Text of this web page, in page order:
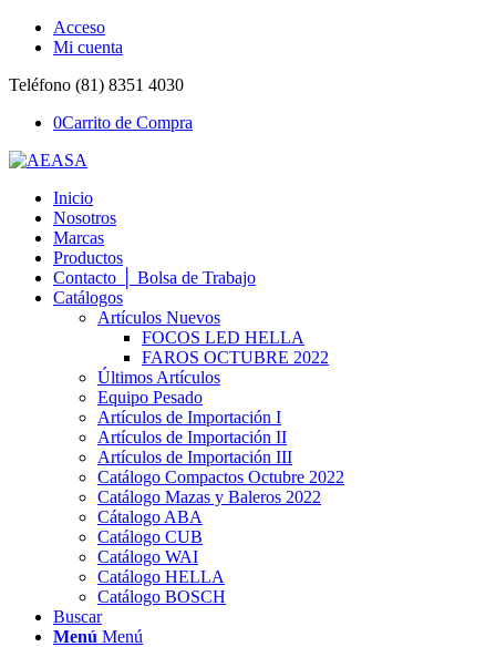
Acceso
Mi cuenta
Teléfono (81) 8351 4030
0Carrito de Compra
Inicio
Nosotros
Marcas
Productos
Contacto │ Bolsa de Trabajo
Catálogos
Artículos Nuevos
FOCOS LED HELLA
FAROS OCTUBRE 2022
Últimos Artículos
Equipo Pesado
Artículos de Importación I
Artículos de Importación II
Artículos de Importación III
Catálogo Compactos Octubre 2022
Catálogo Mazas y Baleros 2022
Cátalogo ABA
Catálogo CUB
Catálogo WAI
Catálogo HELLA
Catálogo BOSCH
Buscar
Menú Menú